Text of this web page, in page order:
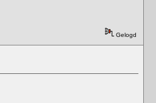
Gelogd